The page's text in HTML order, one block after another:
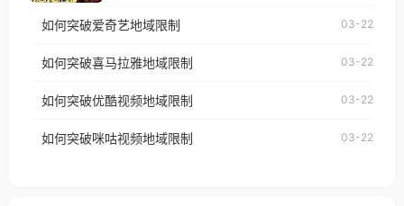
台湾、美国、加拿大、澳大利亚、欧洲等国家和地区
权限制所困扰。
播放”的提示语。 海外用户如香港、澳门、台湾、美
制问题，且仅能在中国大陆地区播放。 遇到这个问题
户收听网易云音乐地区版权限制」的问题，无论人在
如何突破爱奇艺地域限制 03-22
如何突破喜马拉雅地域限制 03-22
如何突破优酷视频地域限制 03-22
如何突破咪咕视频地域限制 03-22